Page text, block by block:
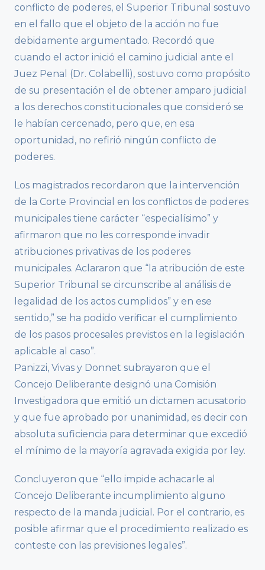
conflicto de poderes, el Superior Tribunal sostuvo
en el fallo que el objeto de la acción no fue
debidamente argumentado. Recordó que
cuando el actor inició el camino judicial ante el
Juez Penal (Dr. Colabelli), sostuvo como propósito
de su presentación el de obtener amparo judicial
a los derechos constitucionales que consideró se
le habían cercenado, pero que, en esa
oportunidad, no refirió ningún conflicto de
poderes.
Los magistrados recordaron que la intervención
de la Corte Provincial en los conflictos de poderes
municipales tiene carácter “especialísimo” y
afirmaron que no les corresponde invadir
atribuciones privativas de los poderes
municipales. Aclararon que “la atribución de este
Superior Tribunal se circunscribe al análisis de
legalidad de los actos cumplidos” y en ese
sentido,” se ha podido verificar el cumplimiento
de los pasos procesales previstos en la legislación
aplicable al caso”.
Panizzi, Vivas y Donnet subrayaron que el
Concejo Deliberante designó una Comisión
Investigadora que emitió un dictamen acusatorio
y que fue aprobado por unanimidad, es decir con
absoluta suficiencia para determinar que excedió
el mínimo de la mayoría agravada exigida por ley.
Concluyeron que “ello impide achacarle al
Concejo Deliberante incumplimiento alguno
respecto de la manda judicial. Por el contrario, es
posible afirmar que el procedimiento realizado es
conteste con las previsiones legales”.